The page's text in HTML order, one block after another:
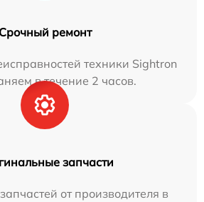
Срочный ремонт
техники Sightron
в течение 2 часов.
запчасти
от производителя в